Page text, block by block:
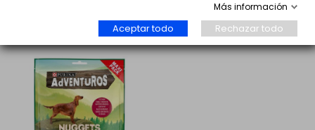
Más información
Aceptar todo Rechazar todo